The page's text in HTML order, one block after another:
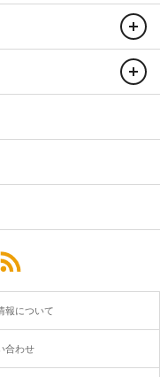
報について
合わせ